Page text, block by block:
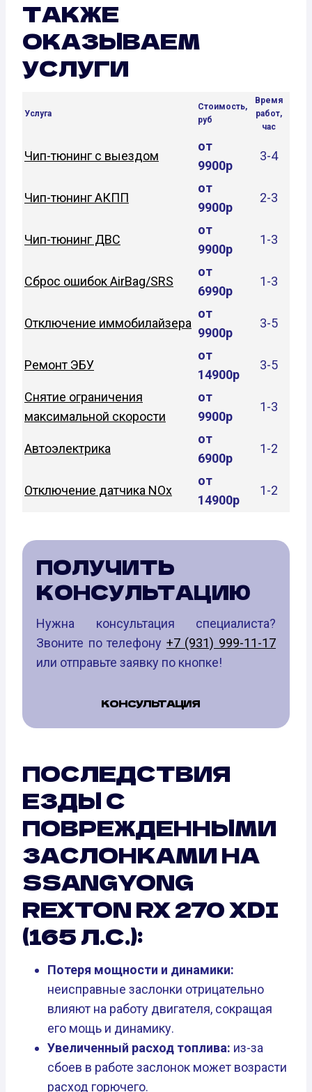
ТАКЖЕ
ОКАЗЫВАЕМ
УСЛУГИ
Услуга
Стоимость,
руб
Время
работ,
час
Чип-тюнинг с выездом
от
9900р
3-4
Чип-тюнинг АКПП
от
9900р
2-3
Чип-тюнинг ДВС
от
9900р
1-3
Сброс ошибок AirBag/SRS
от
6990р
1-3
Отключение иммобилайзера
от
9900р
3-5
Ремонт ЭБУ
от
14900р
3-5
Снятие ограничения
максимальной скорости
от
9900р
1-3
Автоэлектрика
от
6900р
1-2
Отключение датчика NOx
от
14900р
1-2
ПОЛУЧИТЬ
КОНСУЛЬТАЦИЮ
Нужна консультация специалиста?
Звоните по телефону +7 (931) 999-11-17
или отправьте заявку по кнопке!
КОНСУЛЬТАЦИЯ
ПОСЛЕДСТВИЯ
ЕЗДЫ С
ПОВРЕЖДЕННЫМИ
ЗАСЛОНКАМИ НА
SSANGYONG
REXTON RX 270 XDI
(165 Л.С.):
Потеря мощности и динамики:
неисправные заслонки отрицательно
влияют на работу двигателя, сокращая
его мощь и динамику.
Увеличенный расход топлива: из-за
сбоев в работе заслонок может возрасти
расход горючего.